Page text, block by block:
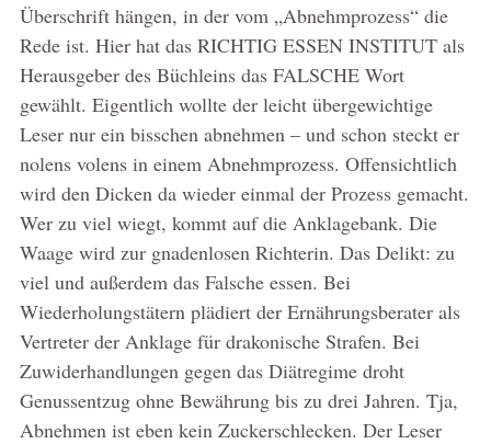
Überschrift hängen, in der vom „Abnehmprozess“ die
Rede ist. Hier hat das RICHTIG ESSEN INSTITUT als
Herausgeber des Büchleins das FALSCHE Wort
gewählt. Eigentlich wollte der leicht übergewichtige
Leser nur ein bisschen abnehmen – und schon steckt er
nolens volens in einem Abnehmprozess. Offensichtlich
wird den Dicken da wieder einmal der Prozess gemacht.
Wer zu viel wiegt, kommt auf die Anklagebank. Die
Waage wird zur gnadenlosen Richterin. Das Delikt: zu
viel und außerdem das Falsche essen. Bei
Wiederholungstätern plädiert der Ernährungsberater als
Vertreter der Anklage für drakonische Strafen. Bei
Zuwiderhandlungen gegen das Diätregime droht
Genussentzug ohne Bewährung bis zu drei Jahren. Tja,
Abnehmen ist eben kein Zuckerschlecken. Der Leser